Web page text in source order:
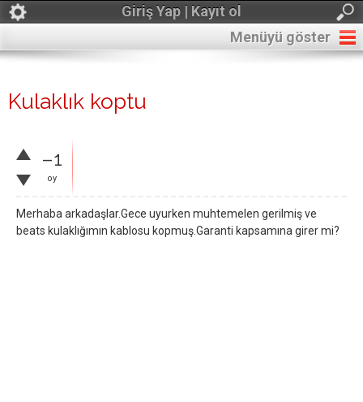
Giriş Yap | Kayıt ol
Menüyü göster
Kulaklık koptu
–1
oy
Merhaba arkadaşlar.Gece uyurken muhtemelen gerilmiş ve
beats kulaklığımın kablosu kopmuş.Garanti kapsamına girer mi?